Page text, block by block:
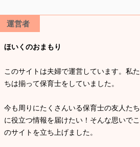
運営者
ほいくのおまもり
このサイトは夫婦で運営しています。私た
ちは揃って保育士をしていました。
今も周りにたくさんいる保育士の友人たち
に役立つ情報を届けたい！そんな思いでこ
のサイトを立ち上げました。